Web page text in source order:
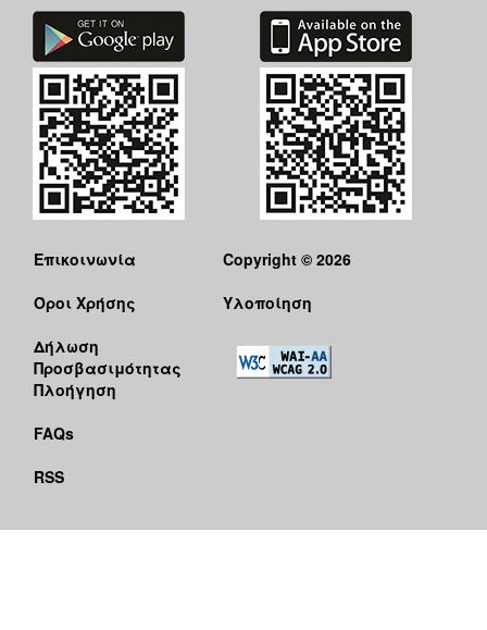
Επικοινωνία
Όροι Χρήσης
Δήλωση
Προσβασιμότητας
Πλοήγηση
FAQs
RSS
Copyright © 2026
Υλοποίηση